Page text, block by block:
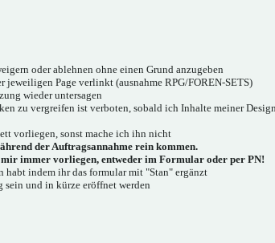
oder ablehnen ohne einen Grund anzugeben
jeweiligen Page verlinkt (ausnahme RPG/FOREN-SETS)
wieder untersagen
zu vergreifen ist verboten, sobald ich Inhalte meiner
vorliegen, sonst mache ich ihn nicht
der Auftragsannahme rein kommen.
mir immer vorliegen, entweder im Formular oder per PN!
habt indem ihr das formular mit "Stan" ergänzt
sein und in kürze eröffnet werden